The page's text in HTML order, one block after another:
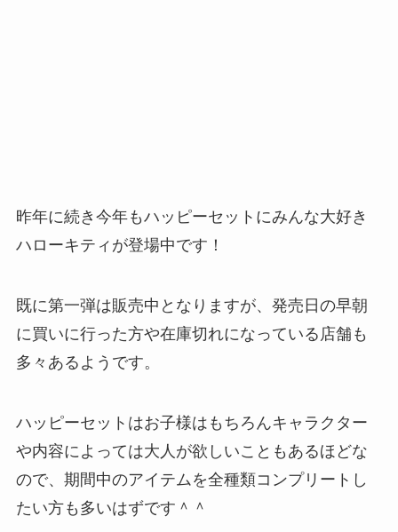
昨年に続き今年もハッピーセットにみんな大好き
ハローキティが登場中です！
既に第一弾は販売中となりますが、発売日の早朝
に買いに行った方や在庫切れになっている店舗も
多々あるようです。
ハッピーセットはお子様はもちろんキャラクター
や内容によっては大人が欲しいこともあるほどな
ので、期間中のアイテムを全種類コンプリートし
たい方も多いはずです＾＾